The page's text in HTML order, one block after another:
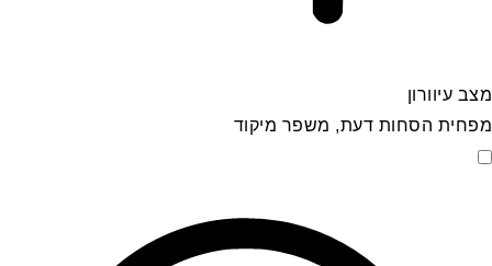
מצב עיוורון
מפחית הסחות דעת, משפר מיקוד
מצב עיוורון